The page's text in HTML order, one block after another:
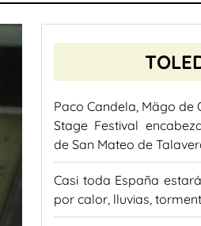
Paco Candela, Mägo de
Stage Festival
de San Mateo de
Casi toda España
por calor, lluvias,